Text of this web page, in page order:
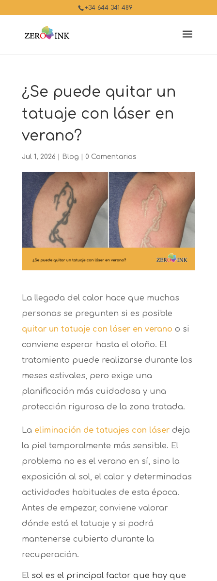
+34 644 341 489
¿Se puede quitar un
tatuaje con láser en
verano?
Jul 1, 2026 Blog 0 Comentarios
La llegada del calor hace que muchas
personas se pregunten si es posible
quitar un tatuaje con láser en verano o si
conviene esperar hasta el otoño. El
tratamiento puede realizarse durante los
meses estivales, pero exige una
planificación más cuidadosa y una
protección rigurosa de la zona tratada.
La eliminación de tatuajes con láserdeja
la piel temporalmente más sensible. El
problema no es el verano en sí, sino la
exposición al sol, el calor y determinadas
actividades habituales de esta época.
Antes de empezar, conviene valorar
dónde está el tatuaje y si podrá
mantenerse cubierto durante la
recuperación.
El sol es el principal factor que hay que